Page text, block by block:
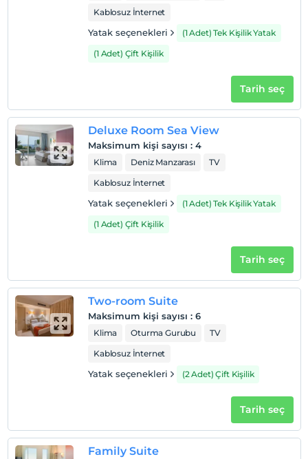
Kablosuz İnternet
Yatak seçenekleri
(1 Adet) Tek Kişilik Yatak
(1 Adet) Çift Kişilik
Tarih seç
Deluxe Room Sea View
Maksimum kişi sayısı : 4
Klima Deniz Manzarası
TV
Kablosuz İnternet
Yatak seçenekleri
(1 Adet) Tek Kişilik Yatak
(1 Adet) Çift Kişilik
Tarih seç
Two-room Suite
Maksimum kişi sayısı : 6
Klima Oturma Gurubu
TV
Kablosuz İnternet
Yatak seçenekleri (2 Adet) Çift Kişilik
Tarih seç
Family Suite